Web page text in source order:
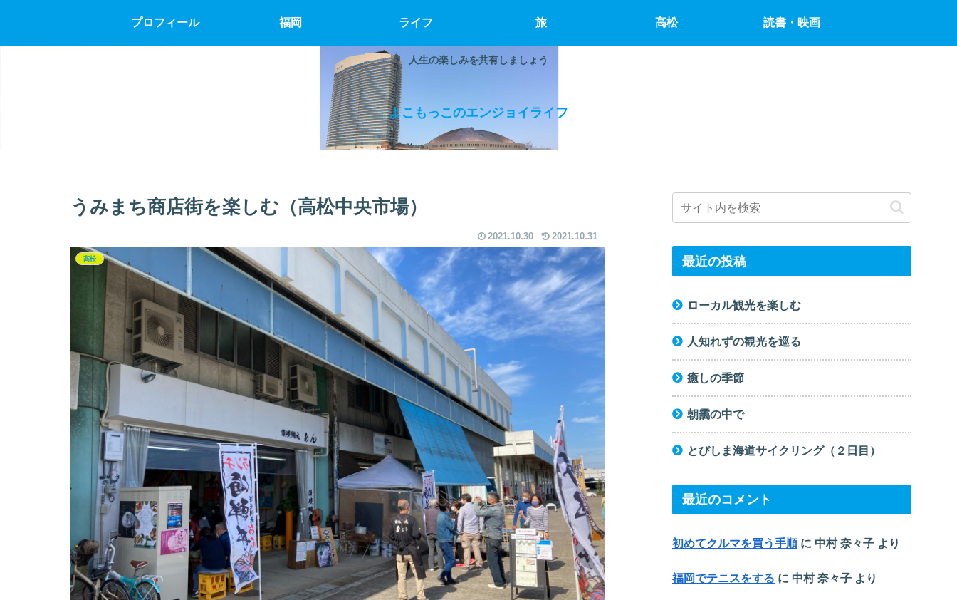
人生の楽しみを共有しましょう
よこもっこのエンジョイライフ
プロフィール 福岡 ライフ 旅 高松 読書・映画
うみまち商店街を楽しむ（高松中央市場）
2021.10.30 2021.10.31
高松 最近の投稿
ローカル観光を楽しむ
人知れずの観光を巡る
癒しの季節
朝靄の中で
とびしま海道サイクリング（２日目）
最近のコメント
初めてクルマを買う手順に 中村 奈々子 より
福岡でテニスをする に 中村 奈々子 より